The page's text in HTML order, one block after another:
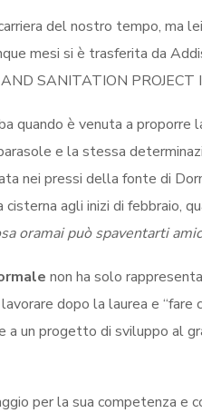
del nostro tempo, ma
mesi si è trasferita da
SANITATION PROJECT
quando è venuta a proporre
e la stessa
nei pressi della fonte di
agli inizi di febbraio,
oramai può spaventarti
non ha solo
dopo la laurea e “fare
a un progetto di sviluppo al
per la sua competenza e